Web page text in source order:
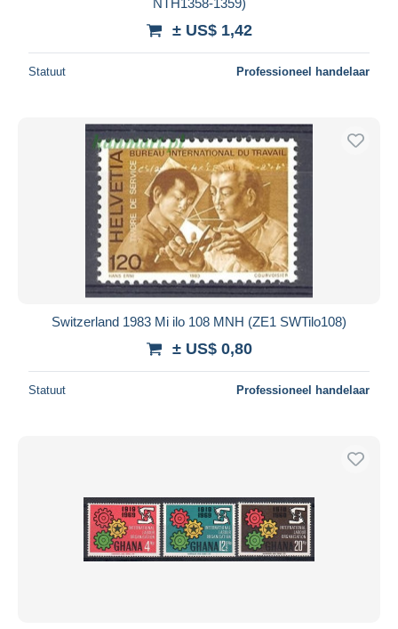
± US$ 1,42
Statuut Professioneel handelaar
Switzerland 1983 Mi ilo 108 MNH (ZE1 SWTilo108)
± US$ 0,80
Statuut Professioneel handelaar